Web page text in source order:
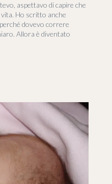
aspettavo di capire che
Ho scritto anche
dovevo correre
Allora è diventato